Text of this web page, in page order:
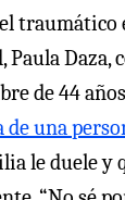
traumático
Paula
de 44
de una
le duele y